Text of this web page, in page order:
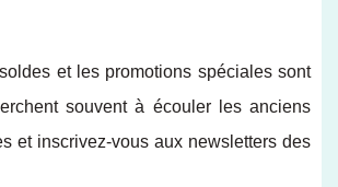
et les promotions spéciales sont
souvent à écouler les anciens
et inscrivez-vous aux newsletters des